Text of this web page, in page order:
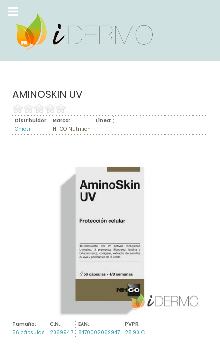
AMINOSKIN UV
Distribuidor:
Chiesi
Marca:
NHCO Nutrition
Línea:
Tamaño:
56 cápsulas
C.N.:
206994.7
EAN:
8470002069947
PVPR:
28,90 €